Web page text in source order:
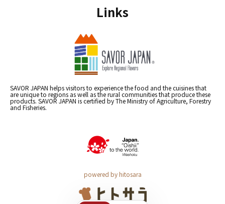
Links
SAVOR JAPAN helps visitors to experience the food and the cuisines that
are unique to regions as well as the rural communities that produce these
products. SAVOR JAPAN is certified by The Ministry of Agriculture, Forestry
and Fisheries.
powered by hitosara